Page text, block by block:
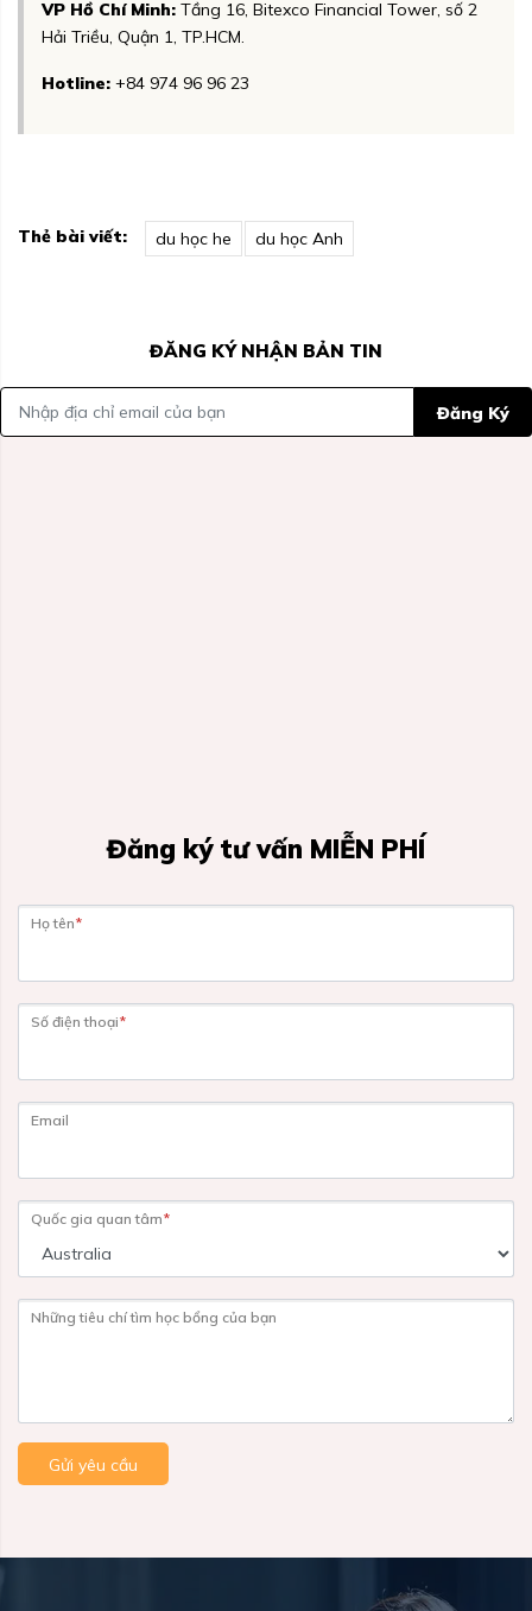
VP Hồ Chí Minh: Tầng 16, Bitexco Financial Tower, số 2
Hải Triều, Quận 1, TP.HCM.
Hotline: +84 974 96 96 23
Thẻ bài viết: du học he du học Anh
ĐĂNG KÝ NHẬN BẢN TIN
Đăng Ký
Đăng ký tư vấn MIỄN PHÍ
Họ tên*
Số điện thoại*
Email
Quốc gia quan tâm*
Những tiêu chí tìm học bổng của bạn
Gửi yêu cầu